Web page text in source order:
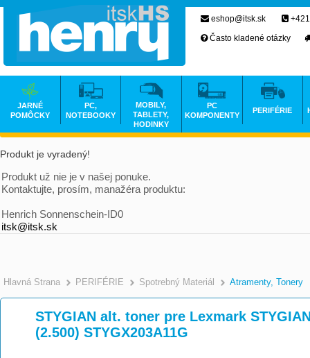
Produkt je vyradený!
Produkt už nie je v našej ponuke.
Kontaktujte, prosím, manažéra produktu:
Henrich Sonnenschein-ID0
itsk@itsk.sk
Hlavná Strana PERIFÉRIE Spotrebný Materiál Atramenty, Tonery
STYGIAN alt. toner pre Lexmark
(2.500) STYGX203A11G
eshop@itsk.sk
Často kladené otázky
JARNÉ
POMÔCKY
PC,
NOTEBOOKY
MOBILY,
TABLETY,
HODINKY
PC
KOMPONENTY
PERIFÉRIE